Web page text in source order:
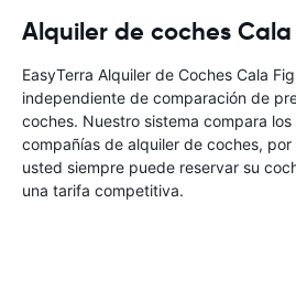
Alquiler de coches
EasyTerra Alquiler de Coches Cala
independiente de comparación de
coches. Nuestro sistema compara
compañías de alquiler de coches,
usted siempre puede reservar su
una tarifa competitiva.